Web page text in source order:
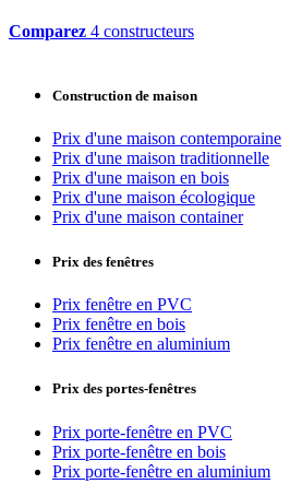
Comparez 4 constructeurs
Construction de maison
Prix d'une maison contemporaine
Prix d'une maison traditionnelle
Prix d'une maison en bois
Prix d'une maison écologique
Prix d'une maison container
Prix des fenêtres
Prix fenêtre en PVC
Prix fenêtre en bois
Prix fenêtre en aluminium
Prix des portes-fenêtres
Prix porte-fenêtre en PVC
Prix porte-fenêtre en bois
Prix porte-fenêtre en aluminium